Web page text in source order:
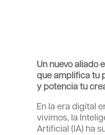
Un nuevo aliado
que amplifica tu
y potencia tu
En la era digital
vivimos, la
Artificial (IA) ha